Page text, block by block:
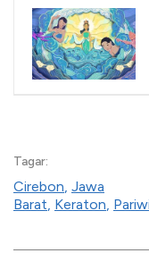
Tagar:
Cirebon, Jawa
Barat, Keraton,